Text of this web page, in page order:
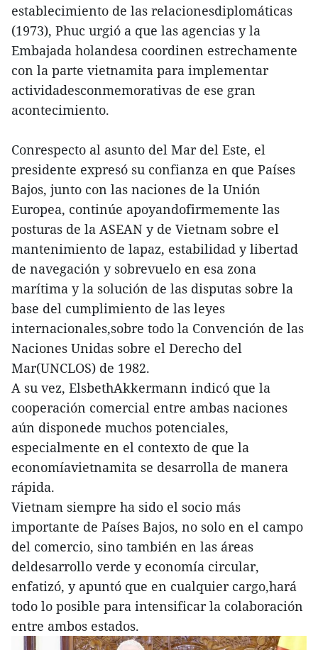
establecimiento de las relacionesdiplomáticas
(1973), Phuc urgió a que las agencias y la
Embajada holandesa coordinen estrechamente
con la parte vietnamita para implementar
actividadesconmemorativas de ese gran
acontecimiento.
Conrespecto al asunto del Mar del Este, el
presidente expresó su confianza en que Países
Bajos, junto con las naciones de la Unión
Europea, continúe apoyandofirmemente las
posturas de la ASEAN y de Vietnam sobre el
mantenimiento de lapaz, estabilidad y libertad
de navegación y sobrevuelo en esa zona
marítima y la solución de las disputas sobre la
base del cumplimiento de las leyes
internacionales,sobre todo la Convención de las
Naciones Unidas sobre el Derecho del
Mar(UNCLOS) de 1982.
A su vez, ElsbethAkkermann indicó que la
cooperación comercial entre ambas naciones
aún disponede muchos potenciales,
especialmente en el contexto de que la
economíavietnamita se desarrolla de manera
rápida.
Vietnam siempre ha sido el socio más
importante de Países Bajos, no solo en el campo
del comercio, sino también en las áreas
deldesarrollo verde y economía circular,
enfatizó, y apuntó que en cualquier cargo,hará
todo lo posible para intensificar la colaboración
entre ambos estados.